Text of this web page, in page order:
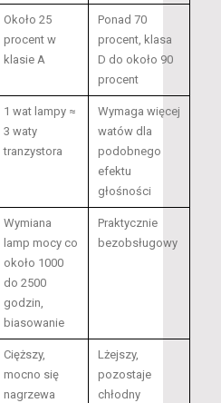
Około 25
procent w
klasie A
Ponad 70
procent, klasa
D do około 90
procent
1 wat lampy ≈
3 waty
tranzystora
Wymaga więcej
watów dla
podobnego
efektu
głośności
Wymiana
lamp mocy co
około 1000
do 2500
godzin,
biasowanie
Praktycznie
bezobsługowy
Cięższy,
mocno się
nagrzewa
Lżejszy,
pozostaje
chłodny